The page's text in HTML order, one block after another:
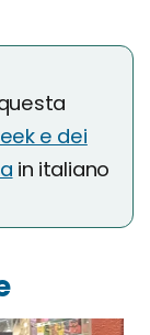
e dei
in italiano